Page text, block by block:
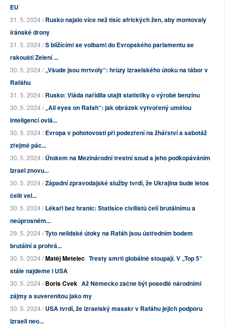
EU
31. 5. 2024 /Rusko najalo více než tisíc afrických žen, aby montovaly
íránské drony
31. 5. 2024 /S blížícími se volbami do Evropského parlamentu se
rakouští Zelení ...
30. 5. 2024 /„Všude jsou mrtvoly“: hrůzy izraelského útoku na tábor v
Rafáhu
31. 5. 2024 /Rusko: Vláda nařídila utajit statistiky o výrobě benzínu
30. 5. 2024 /„All eyes on Rafah“: jak obrázek vytvořený umělou
inteligencí ovlá...
30. 5. 2024 /Evropa v pohotovosti při podezření na žhářství a sabotáž
zřejmě pác...
30. 5. 2024 /Útokem na Mezinárodní trestní soud a jeho podkopáváním
Izrael znovu...
30. 5. 2024 /Západní zpravodajské služby tvrdí, že Ukrajina bude letos
čelit vel...
30. 5. 2024 /Lékaři bez hranic: Statisíce civilistů čelí brutálnímu a
neúprosném...
29. 5. 2024 /Tyto nelidské útoky na Rafáh jsou ústředním bodem
brutální a prohrá...
30. 5. 2024 /Matěj Metelec Tresty smrti globálně stoupají. V „Top 5“
stále najdeme i USA
30. 5. 2024 /Boris Cvek Až Německo začne být posedlé národními
zájmy a suverenitou jako my
30. 5. 2024 /USA tvrdí, že izraelský masakr v Rafáhu jejich podporu
Izraeli neo...